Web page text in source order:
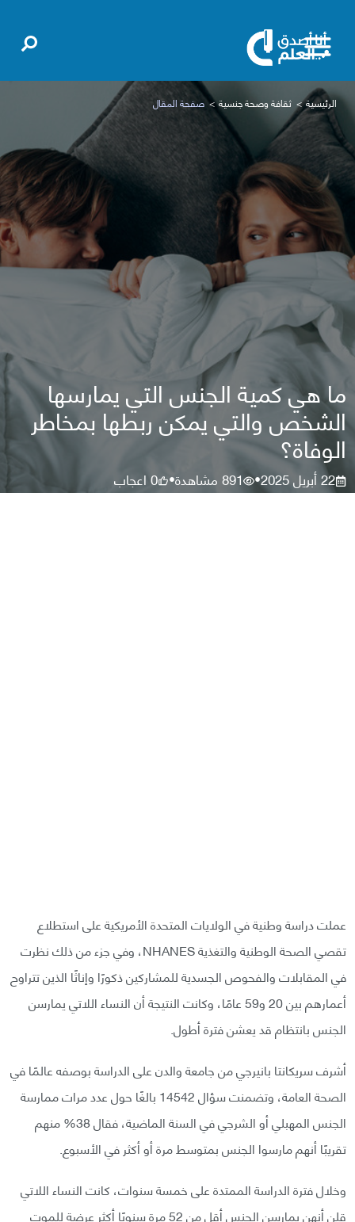
الرئيسية ثقافة وصحة جنسية صفحة المقال
ما هي كمية الجنس التي يمارسها
الشخص والتي يمكن ربطها بمخاطر
الوفاة؟
22 أبريل 2025 •
891مشاهدة•
0اعجاب
عملت دراسة وطنية في الولايات المتحدة الأمريكية على استطلاع
تقصي الصحة الوطنية والتغذية NHANES، وفي جزء من ذلك نظرت
في المقابلات والفحوص الجسدية للمشاركين ذكورًا وإناثًا الذين تتراوح
أعمارهم بين 20 و59 عامًا، وكانت النتيجة أن النساء اللاتي يمارسن
الجنس بانتظام قد يعشن فترة أطول.
أشرف سريكانتا بانيرجي من جامعة والدن على الدراسة بوصفه عالمًا في
الصحة العامة، وتضمنت سؤال 14542 بالغًا حول عدد مرات ممارسة
الجنس المهبلي أو الشرجي في السنة الماضية، فقال 38% منهم
تقريبًا أنهم مارسوا الجنس بمتوسط مرة أو أكثر في الأسبوع.
وخلال فترة الدراسة الممتدة على خمسة سنوات، كانت النساء اللاتي
قلن أنهن يمارسن الجنس أقل من 52 مرة سنويًا أكثر عرضة للموت